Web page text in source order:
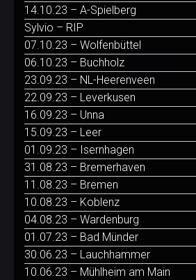
14.10.23 – A-Spielberg
Sylvio – RIP
07.10.23 – Wolfenbüttel
06.10.23 – Buchholz
23.09.23 – NL-Heerenveen
22.09.23 – Leverkusen
16.09.23 – Unna
15.09.23 – Leer
01.09.23 – Isernhagen
31.08.23 – Bremerhaven
11.08.23 – Bremen
10.08.23 – Koblenz
04.08.23 – Wardenburg
01.07.23 – Bad Münder
30.06.23 – Lauchhammer
10.06.23 – Mühlheim am Main